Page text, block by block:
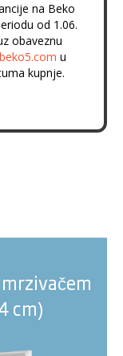
na Beko
od 1.06.
obaveznu
u
kupnje.
cm)